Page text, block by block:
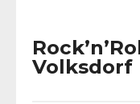
Volksdorf